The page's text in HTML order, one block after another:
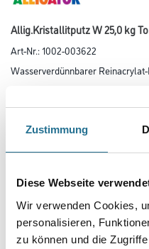
Zustimmung
Diese Webseite
Wir verwenden Cookies,
personalisieren,
zu können und die
Allig.Kristallitputz W 25,0 kg
Art-Nr.:1002-003622
Wasserverdünnbarer
Körnung
Gebinde